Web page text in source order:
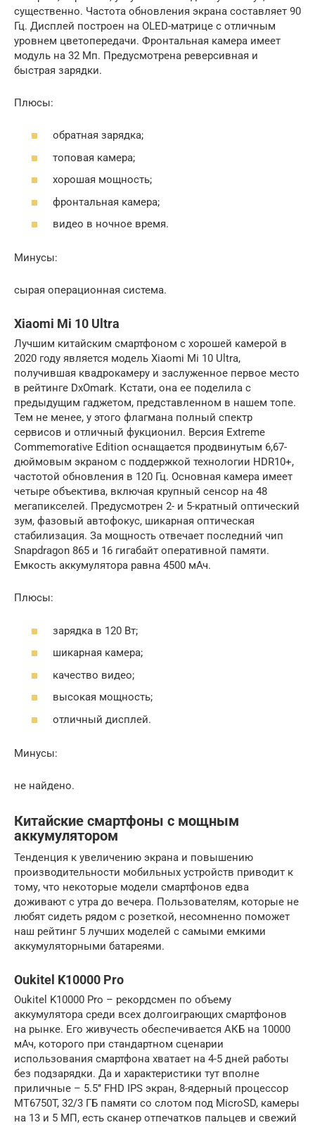
существенно. Частота обновления экрана составляет 90
Гц. Дисплей построен на OLED-матрице с отличным
уровнем цветопередачи. Фронтальная камера имеет
модуль на 32 Мп. Предусмотрена реверсивная и
быстрая зарядки.
Плюсы:
обратная зарядка;
топовая камера;
хорошая мощность;
фронтальная камера;
видео в ночное время.
Минусы:
сырая операционная система.
Xiaomi Mi 10 Ultra
Лучшим китайским смартфоном с хорошей камерой в
2020 году является модель Xiaomi Mi 10 Ultra,
получившая квадрокамеру и заслуженное первое место
в рейтинге DxOmark. Кстати, она ее поделила с
предыдущим гаджетом, представленном в нашем топе.
Тем не менее, у этого флагмана полный спектр
сервисов и отличный фукционил. Версия Extreme
Commemorative Edition оснащается продвинутым 6,67-
дюймовым экраном с поддержкой технологии HDR10+,
частотой обновления в 120 Гц. Основная камера имеет
четыре объектива, включая крупный сенсор на 48
мегапикселей. Предусмотрен 2- и 5-кратный оптический
зум, фазовый автофокус, шикарная оптическая
стабилизация. За мощность отвечает последний чип
Snapdragon 865 и 16 гигабайт оперативной памяти.
Емкость аккумулятора равна 4500 мАч.
Плюсы:
зарядка в 120 Вт;
шикарная камера;
качество видео;
высокая мощность;
отличный дисплей.
Минусы:
не найдено.
Китайские смартфоны с мощным
аккумулятором
Тенденция к увеличению экрана и повышению
производительности мобильных устройств приводит к
тому, что некоторые модели смартфонов едва
доживают с утра до вечера. Пользователям, которые не
любят сидеть рядом с розеткой, несомненно поможет
наш рейтинг 5 лучших моделей с самыми емкими
аккумуляторными батареями.
Oukitel K10000 Pro
Oukitel K10000 Pro – рекордсмен по объему
аккумулятора среди всех долгоиграющих смартфонов
на рынке. Его живучесть обеспечивается АКБ на 10000
мАч, которого при стандартном сценарии
использования смартфона хватает на 4-5 дней работы
без подзарядки. Да и характеристики тут вполне
приличные – 5.5’’ FHD IPS экран, 8-ядерный процессор
MT6750T, 32/3 ГБ памяти со слотом под MicroSD, камеры
на 13 и 5 МП, есть сканер отпечатков пальцев и свежий